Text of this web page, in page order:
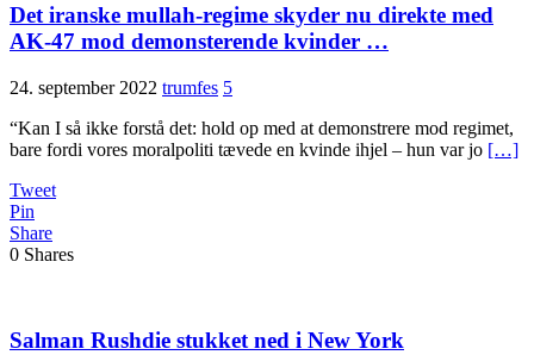
Det iranske mullah-regime skyder nu direkte med
AK-47 mod demonsterende kvinder …
24. september 2022 trumfes 5
“Kan I så ikke forstå det: hold op med at demonstrere mod regimet,
bare fordi vores moralpoliti tævede en kvinde ihjel – hun var jo […]
Tweet
Pin
Share
0 Shares
Salman Rushdie stukket ned i New York